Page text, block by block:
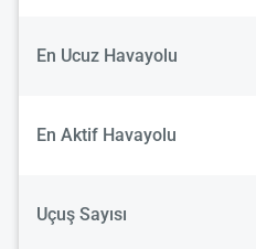
En Ucuz Havayolu
En Aktif Havayolu
Uçuş Sayısı